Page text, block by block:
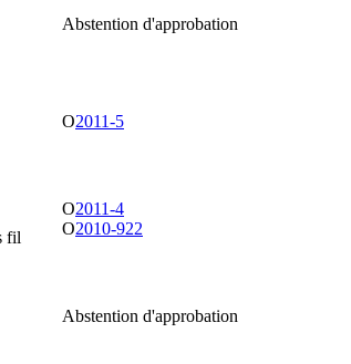
Abstention d'approbation
O2011-5
fil
O2011-4
O2010-922
Abstention d'approbation